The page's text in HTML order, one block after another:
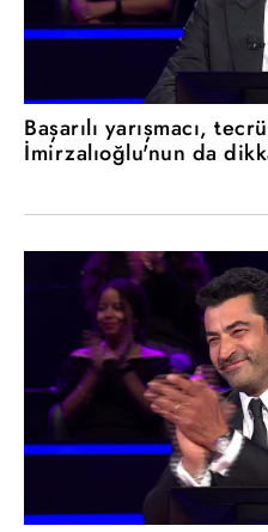
Başarılı yarışmacı,
İmirzalıoğlu'nun da